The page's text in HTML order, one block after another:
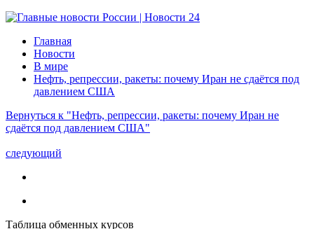
Главная
Новости
В мире
Нефть, репрессии, ракеты: почему Иран не сдаётся под
давлением США
Вернуться к "Нефть, репрессии, ракеты: почему Иран не
сдаётся под давлением США"
следующий
Таблица обменных курсов